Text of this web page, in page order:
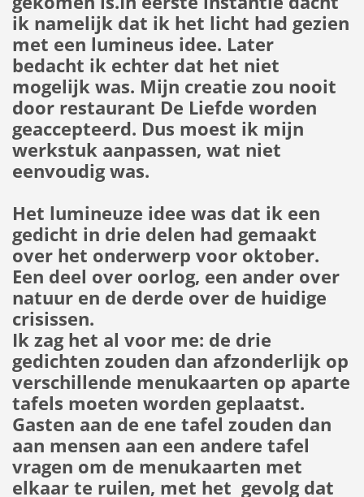
ik namelijk dat ik het licht had gezien
met een lumineus idee. Later
bedacht ik echter dat het niet
mogelijk was. Mijn creatie zou nooit
door restaurant De Liefde worden
geaccepteerd. Dus moest ik mijn
werkstuk aanpassen, wat niet
eenvoudig was.
Het lumineuze idee was dat ik een
gedicht in drie delen had gemaakt
over het onderwerp voor oktober.
Een deel over oorlog, een ander over
natuur en de derde over de huidige
crisissen.
Ik zag het al voor me: de drie
gedichten zouden dan afzonderlijk op
verschillende menukaarten op aparte
tafels moeten worden geplaatst.
Gasten aan de ene tafel zouden dan
aan mensen aan een andere tafel
vragen om de menukaarten met
elkaar te ruilen, met het gevolg dat